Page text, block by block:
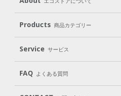
メッセージ ブランドストーリ
パッケージへのこだわり
Products 商品カテゴリー
Laundry
Cleaning Baby
Body（ボディ） Hair（ヘア）
Service サービス
User Guide
Subscription（
FAQ よくある質問